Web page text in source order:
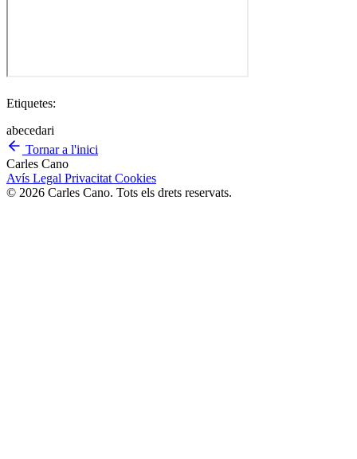
Etiquetes:
abecedari
Tornar a l'inici
Carles Cano
Avís Legal Privacitat Cookies
© 2026 Carles Cano. Tots els drets reservats.